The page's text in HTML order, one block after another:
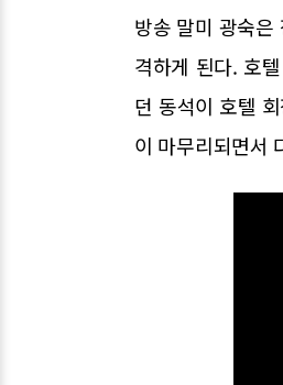
방송 말미 광숙은
격하게 된다. 호
던 동석이 호텔
이 마무리되면서